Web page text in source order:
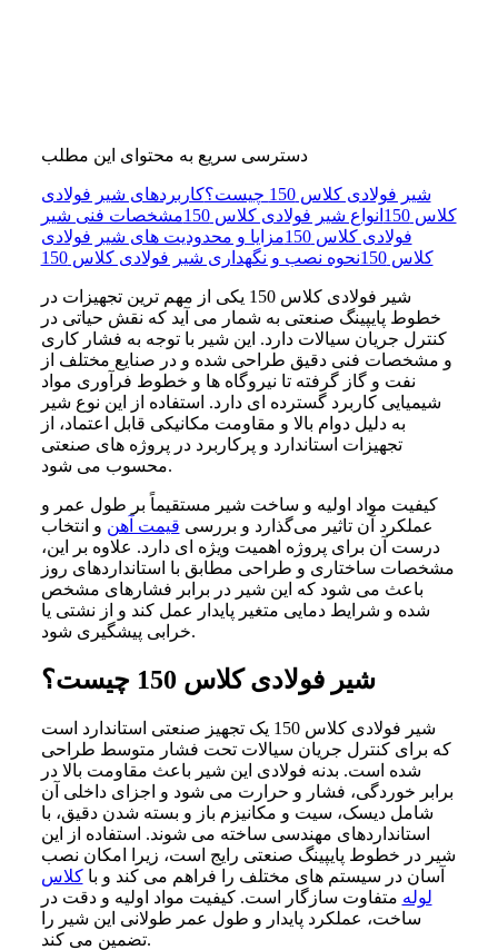
دسترسی سریع به محتوای این مطلب
شیر فولادی کلاس 150 چیست؟
کاربردهای شیر فولادی
کلاس 150
انواع شیر فولادی کلاس 150
مشخصات فنی شیر
فولادی کلاس 150
مزایا و محدودیت‌ های شیر فولادی
کلاس 150
نحوه نصب و نگهداری شیر فولادی کلاس 150
شیر فولادی کلاس 150 یکی از مهم‌ ترین تجهیزات در
خطوط پایپینگ صنعتی به شمار می‌ آید که نقش حیاتی در
کنترل جریان سیالات دارد. این شیر با توجه به فشار کاری
و مشخصات فنی دقیق طراحی شده و در صنایع مختلف از
نفت و گاز گرفته تا نیروگاه‌ ها و خطوط فرآوری مواد
شیمیایی کاربرد گسترده‌ ای دارد. استفاده از این نوع شیر
به دلیل دوام بالا و مقاومت مکانیکی قابل اعتماد، از
تجهیزات استاندارد و پرکاربرد در پروژه‌ های صنعتی
محسوب می‌ شود.
کیفیت مواد اولیه و ساخت شیر مستقیماً بر طول عمر و
عملکرد آن تاثیر می‌گذارد و بررسی قیمت آهن و انتخاب
درست آن برای پروژه اهمیت ویژه‌ ای دارد. علاوه بر این،
مشخصات ساختاری و طراحی مطابق با استانداردهای روز
باعث می‌ شود که این شیر در برابر فشارهای مشخص
شده و شرایط دمایی متغیر پایدار عمل کند و از نشتی یا
خرابی پیشگیری شود.
شیر فولادی کلاس 150 چیست؟
شیر فولادی کلاس 150 یک تجهیز صنعتی استاندارد است
که برای کنترل جریان سیالات تحت فشار متوسط طراحی
شده است. بدنه فولادی این شیر باعث مقاومت بالا در
برابر خوردگی، فشار و حرارت می‌ شود و اجزای داخلی آن
شامل دیسک، سیت و مکانیزم باز و بسته شدن دقیق، با
استانداردهای مهندسی ساخته می‌ شوند. استفاده از این
شیر در خطوط پایپینگ صنعتی رایج است، زیرا امکان نصب
آسان در سیستم‌ های مختلف را فراهم می‌ کند و باکلاس
لوله متفاوت سازگار است. کیفیت مواد اولیه و دقت در
ساخت، عملکرد پایدار و طول عمر طولانی این شیر را
تضمین می‌ کند.